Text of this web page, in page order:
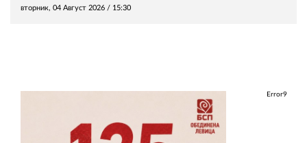
вторник, 04 Август 2026 / 15:30
Error9